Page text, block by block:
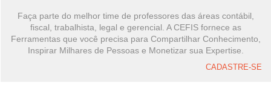
Faça parte do melhor time de professores das áreas contábil,
fiscal, trabalhista, legal e gerencial. A CEFIS fornece as
Ferramentas que você precisa para Compartilhar Conhecimento,
Inspirar Milhares de Pessoas e Monetizar sua Expertise.
CADASTRE-SE